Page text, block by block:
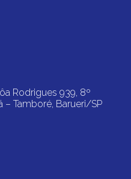
Rodrigues 939, 8º
– Tamboré, Barueri/SP